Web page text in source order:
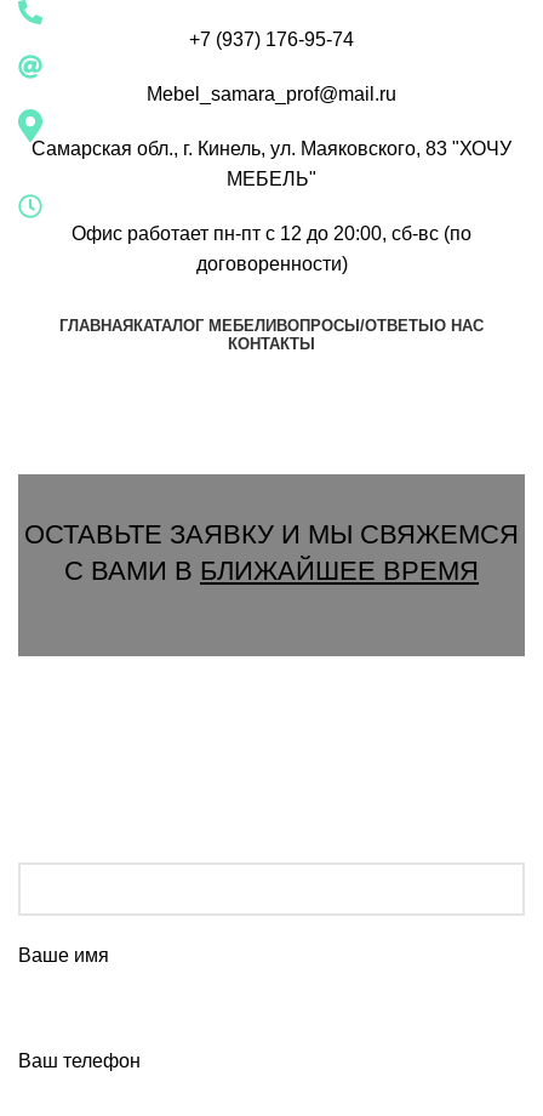
+7 (937) 176-95-74
Mebel_samara_prof@mail.ru
Самарская обл., г. Кинель, ул. Маяковского, 83 "ХОЧУ
МЕБЕЛЬ"
Офис работает пн-пт с 12 до 20:00, сб-вс (по
договоренности)
ГЛАВНАЯ КАТАЛОГ МЕБЕЛИ ВОПРОСЫ/ОТВЕТЫ О НАС
КОНТАКТЫ
ОСТАВЬТЕ ЗАЯВКУ И МЫ СВЯЖЕМСЯ
С ВАМИ В БЛИЖАЙШЕЕ ВРЕМЯ
Ваше имя
Ваш телефон